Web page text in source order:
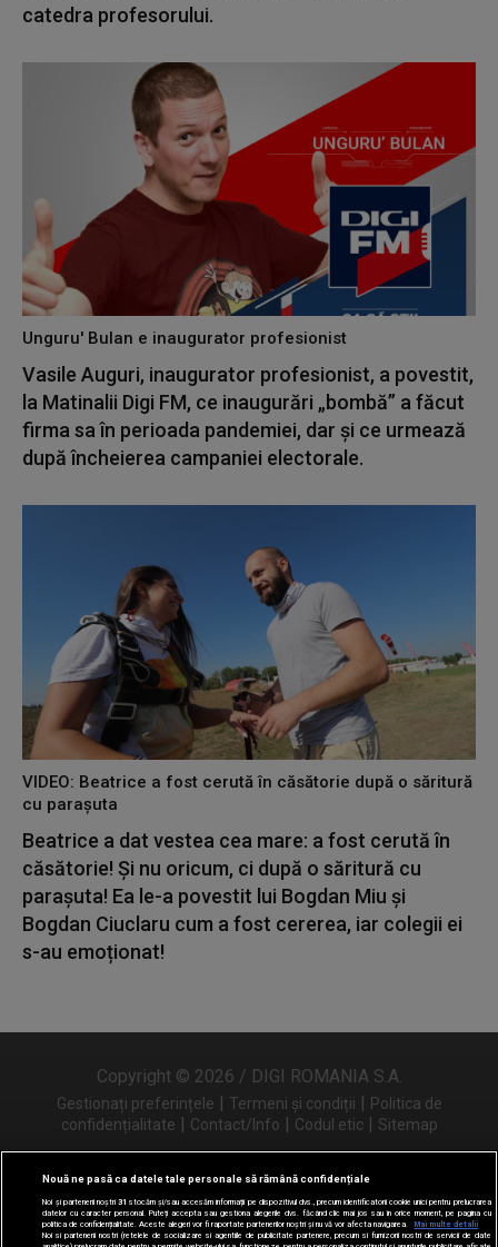
catedra profesorului.
Unguru' Bulan e inaugurator profesionist
Vasile Auguri, inaugurator profesionist, a povestit,
la Matinalii Digi FM, ce inaugurări „bombă” a făcut
firma sa în perioada pandemiei, dar și ce urmează
după încheierea campaniei electorale.
VIDEO: Beatrice a fost cerută în căsătorie după o săritură
cu parașuta
Beatrice a dat vestea cea mare: a fost cerută în
căsătorie! Și nu oricum, ci după o săritură cu
parașuta! Ea le-a povestit lui Bogdan Miu și
Bogdan Ciuclaru cum a fost cererea, iar colegii ei
s-au emoționat!
Copyright © 2026 / DIGI ROMANIA S.A.
Gestionați preferințele | Termeni și condiții | Politica de
confidențialitate | Contact/Info | Codul etic | Sitemap
Urmărește-ne și pe
Nouă ne pasă ca datele tale personale să rămână confidențiale
Noi și partenerii noștri31 stocăm și/sau accesăm informații pe dispozitivul dvs., precum identificatorii cookie unici pentru prelucrarea
datelor cu caracter personal. Puteți accepta sau gestiona alegerile dvs. făcând clic mai jos sau în orice moment, pe pagina cu
politica de confidențialitate. Aceste alegeri vor fi raportate partenerilor noștri și nu vă vor afecta navigarea.
Mai multe detalii
Noi si partenerii nostri (retelele de socializare si agentiile de publicitate partenere, precum si furnizorii nostri de servicii de date